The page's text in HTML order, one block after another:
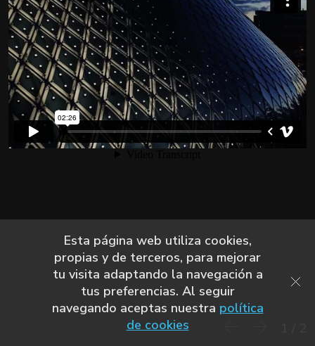
Esta página web utiliza cookies,
propias y de terceros, para mejorar
tu visita adaptando la navegación a
tus preferencias. Al seguir
navegando aceptas nuestra política
de cookies